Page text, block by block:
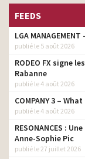
FEEDS
LGA
publié le 5 août 2026
RODEO FX signe
Rabanne
publié le 4 août 2026
COMPANY 3 –
publié le 4 août 2026
RESONANCES :
Anne-Sophie Pic
publié le 27 juillet 2026